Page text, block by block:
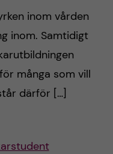
inom vården
inom. Samtidigt
många som vill
därför […]